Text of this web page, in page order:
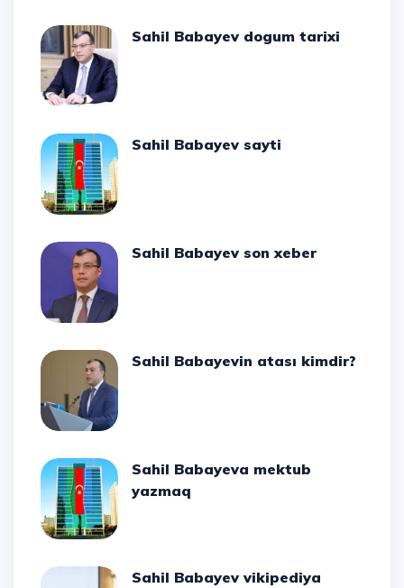
Sahil Babayev dogum tarixi
Sahil Babayev sayti
Sahil Babayev son xeber
Sahil Babayevin atası kimdir?
Sahil Babayeva mektub
yazmaq
Sahil Babayev vikipediya